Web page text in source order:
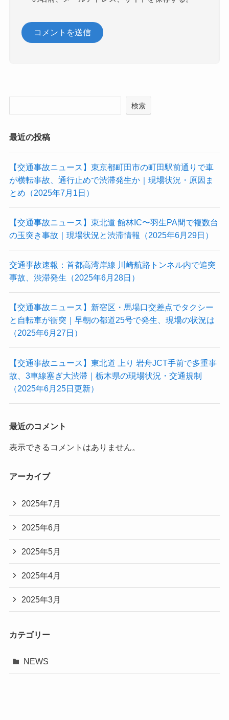
検索
最近の投稿
【交通事故ニュース】東京都町田市の町田駅前通りで車
が横転事故、通行止めで渋滞発生か｜現場状況・原因ま
とめ（2025年7月1日）
【交通事故ニュース】東北道 館林IC〜羽生PA間で複数台
の玉突き事故｜現場状況と渋滞情報（2025年6月29日）
交通事故速報：首都高湾岸線 川崎航路トンネル内で追突
事故、渋滞発生（2025年6月28日）
【交通事故ニュース】新宿区・馬場口交差点でタクシー
と自転車が衝突｜早朝の都道25号で発生、現場の状況は
（2025年6月27日）
【交通事故ニュース】東北道 上り 岩舟JCT手前で多重事
故、3車線塞ぎ大渋滞｜栃木県の現場状況・交通規制
（2025年6月25日更新）
最近のコメント
表示できるコメントはありません。
アーカイブ
2025年7月
2025年6月
2025年5月
2025年4月
2025年3月
カテゴリー
NEWS